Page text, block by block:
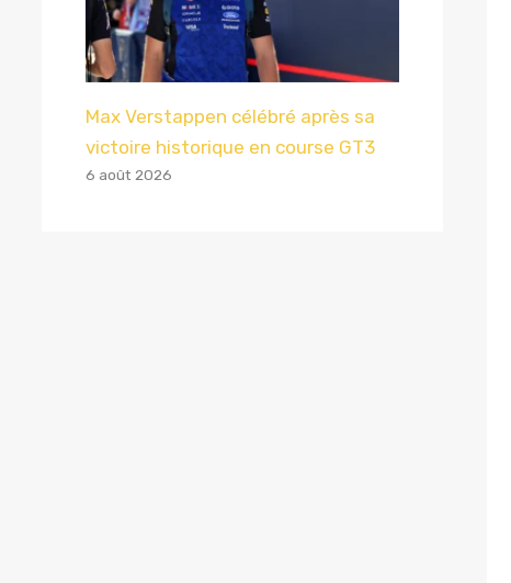
Max Verstappen célébré après sa
victoire historique en course GT3
6 août 2026